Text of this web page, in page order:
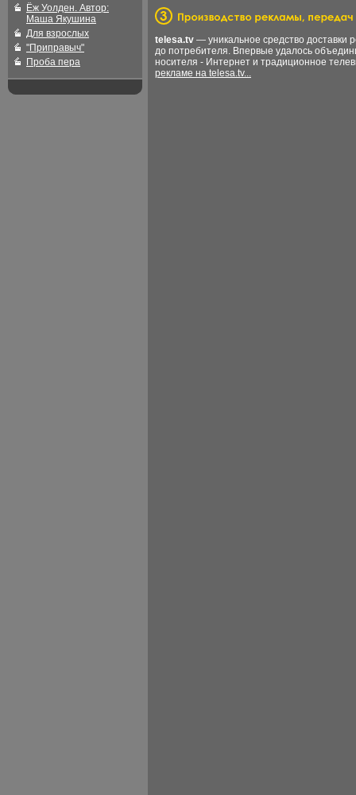
Ёж Уолден. Автор:
Маша Якушина
Для взрослых
"Приправыч"
Проба пера
telesa.tv — уникальное средство доставки
до потребителя. Впервые удалось
носителя - Интернет и традиционное
рекламе на telesa.tv...